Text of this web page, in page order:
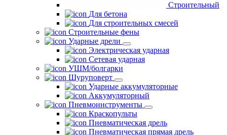
Строительный
Для бетона
Для строительных смесей
Строительные фены
Ударные дрели
Электрическая ударная
Сетевая ударная
УШМ/болгарки
Шуруповерт
Ударные аккумуляторные
Аккумуляторный
Пневмоинструменты
Краскопульты
Пневматическая дрель
Пневматическая прямая дрель